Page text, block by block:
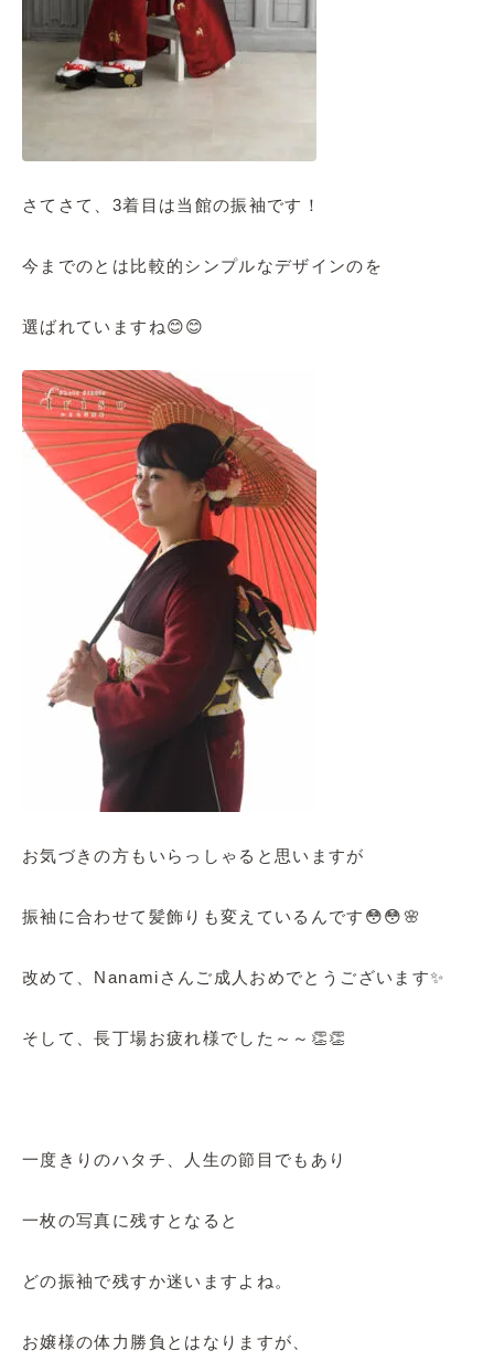
さてさて、3着目は当館の振袖です！
今までのとは比較的シンプルなデザインのを
選ばれていますね😊😊
お気づきの方もいらっしゃると思いますが
振袖に合わせて髪飾りも変えているんです😳😳🌸
改めて、Nanamiさんご成人おめでとうございます✨
そして、長丁場お疲れ様でした～～👏👏
一度きりのハタチ、人生の節目でもあり
一枚の写真に残すとなると
どの振袖で残すか迷いますよね。
お嬢様の体力勝負とはなりますが、